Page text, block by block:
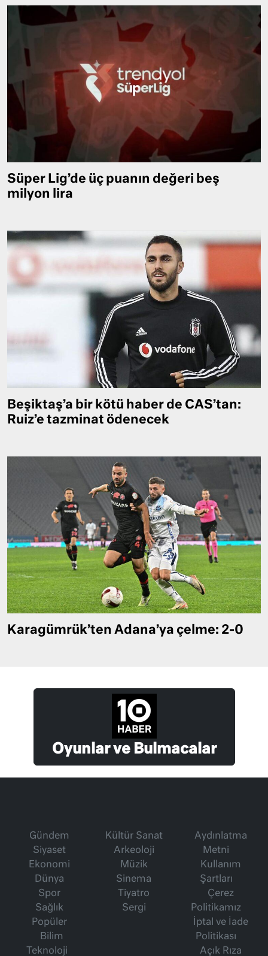
Süper Lig’de üç puanın değeri beş
milyon lira
Beşiktaş’a bir kötü haber de CAS’tan:
Ruiz’e tazminat ödenecek
Karagümrük’ten Adana’ya çelme: 2-0
Oyunlar ve Bulmacalar
Gündem
Siyaset
Ekonomi
Dünya
Spor
Sağlık
Popüler
Bilim
Teknoloji
Kültür Sanat
Arkeoloji
Müzik
Sinema
Tiyatro
Sergi
Aydınlatma
Metni
Kullanım
Şartları
Çerez
Politikamız
İptal ve İade
Politikası
Açık Rıza